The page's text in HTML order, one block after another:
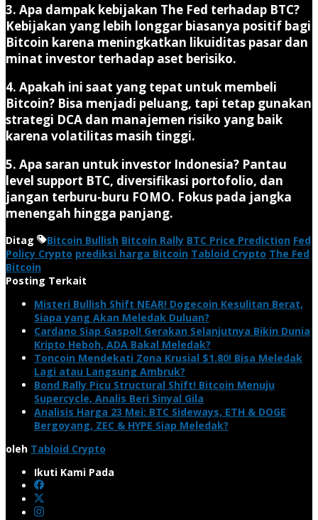
3. Apa dampak kebijakan The Fed terhadap BTC?
Kebijakan yang lebih longgar biasanya positif bagi
Bitcoin karena meningkatkan likuiditas pasar dan
minat investor terhadap aset berisiko.
4. Apakah ini saat yang tepat untuk membeli
Bitcoin? Bisa menjadi peluang, tapi tetap gunakan
strategi DCA dan manajemen risiko yang baik
karena volatilitas masih tinggi.
5. Apa saran untuk investor Indonesia? Pantau
level support BTC, diversifikasi portofolio, dan
jangan terburu-buru FOMO. Fokus pada jangka
menengah hingga panjang.
Ditag Bitcoin Bullish Bitcoin Rally BTC Price Prediction Fed
Policy Crypto prediksi harga Bitcoin Tabloid Crypto The Fed
Bitcoin
Posting Terkait
Misteri Bullish Shift NEAR! Dogecoin Kesulitan Berat,
Siapa yang Akan Meledak Duluan?
Cardano Siap Gaspol! Gerakan Selanjutnya Bikin Dunia
Kripto Heboh, ADA Bakal Meledak?
Toncoin Mendekati Zona Krusial $1.80! Bisa Meledak
Lagi atau Langsung Ambruk?
Bond Rally Picu Structural Shift! Bitcoin Menuju
Supercycle, Analis Beri Sinyal Gila
Analisis Harga 23 Mei: BTC Sideways, ETH & DOGE
Bergoyang, ZEC & HYPE Siap Meledak?
oleh Tabloid Crypto
Ikuti Kami Pada